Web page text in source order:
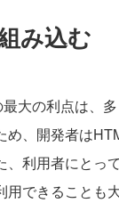
み込む
大の利点は、
め、開発者は
、利用者にとっ
用できることも